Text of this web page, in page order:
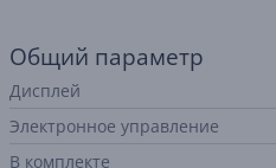
Общий параметр
Дисплей
Электронное управление
В комплекте